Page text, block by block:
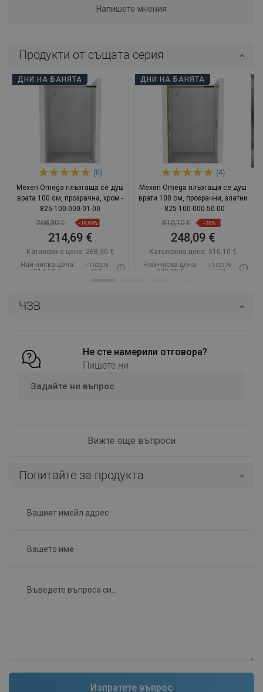
ЧЗВ
Не сте намерили отговора?
Пишете ни
Задайте ни въпрос
Вижте още въпроси
Напишете мнения
Попитайте за продукта
Продукти от същата серия
ДНИ НА БАНЯТА
(6)
Mexen Omega плъзгаща се душ
врата 100 см, прозрачна, хром -
825-100-000-01-00
268,30 € -19,98%
214,69 €
Каталожна цена: 268,30 €
Най-ниска цена:
214,69 €
/ 1 023,79
BGN
Добави в количката
ДНИ НА БАНЯТА
(4)
Mexen Omega плъзгащи се душ
врати 100 см, прозрачни, златни
- 825-100-000-50-00
310,10 € -20%
248,09 €
Каталожна цена: 310,10 €
Най-ниска цена:
248,09 €
/ 1 023,79
BGN
Добави в количката